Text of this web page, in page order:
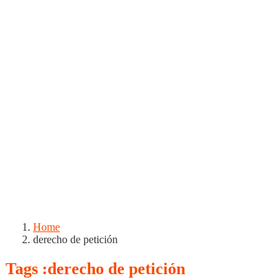
Home
derecho de petición
Tags :derecho de petición